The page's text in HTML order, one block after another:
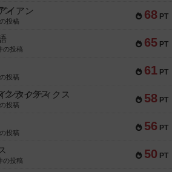
68 PT
イアン
投稿
65 PT
の投稿
61 PT
投稿
58 PT
ンタクティクス
投稿
56 PT
投稿
50 PT
の投稿